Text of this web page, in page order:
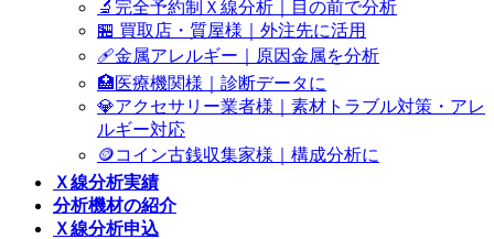
🔬完全予約制Ｘ線分析｜目の前で分析
🏪 買取店・質屋様｜外注先に活用
🩹金属アレルギー｜原因金属を分析
🏥医療機関様｜診断データに
💎アクセサリー業者様｜素材トラブル対策・アレ
ルギー対応
🪙コイン古銭収集家様｜構成分析に
Ｘ線分析実績
分析機材の紹介
Ｘ線分析申込